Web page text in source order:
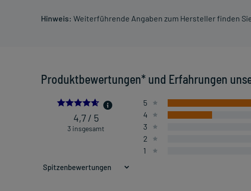
Hinweis: Weiterführende Angaben zum Hersteller finden
Produktbewertungen* und Erfahrungen
4.666666666666667
4,7 / 5
3 insgesamt
5
4
3
2
1